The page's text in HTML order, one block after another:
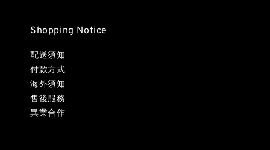
Shopping Notice
配送須知
付款方式
海外須知
售後服務
異業合作